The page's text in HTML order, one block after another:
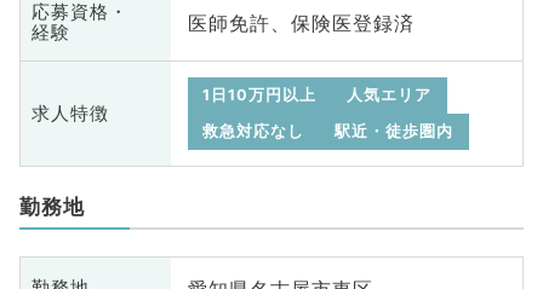
応募資格・
経験
医師免許、保険医登録済
求人特徴
1日10万円以上
人気エリア
救急対応なし
駅近・徒歩圏内
勤務地